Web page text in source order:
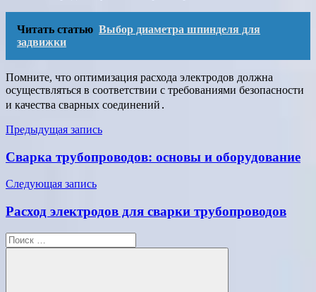
Читать статью Выбор диаметра шпинделя для
задвижки
Помните, что оптимизация расхода электродов должна
осуществляться в соответствии с требованиями безопасности
и качества сварных соединений․
Навигация
по
записям
Предыдущая запись
Сварка трубопроводов: основы и оборудование
Следующая запись
Расход электродов для сварки трубопроводов
Поиск
для: